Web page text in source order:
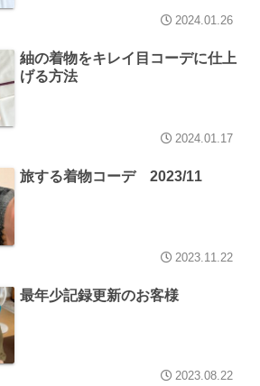
2024.01.26
紬の着物をキレイ目コーデに仕上
げる方法
2024.01.17
旅する着物コーデ 2023/11
2023.11.22
最年少記録更新のお客様
2023.08.22